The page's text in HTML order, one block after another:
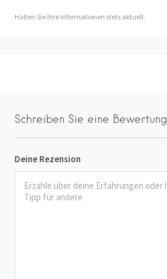
Halten Sie Ihre Informationen stets aktuell.
Schreiben Sie eine Bewertung
Deine Rezension